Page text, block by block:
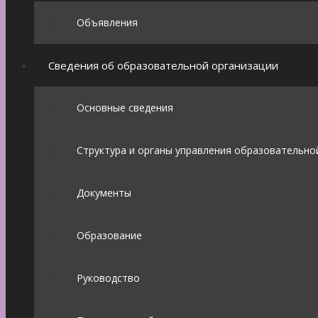
Объявления
Сведения об образовательной организации
Основные сведения
Структура и органы управления
Документы
Образование
Руководство